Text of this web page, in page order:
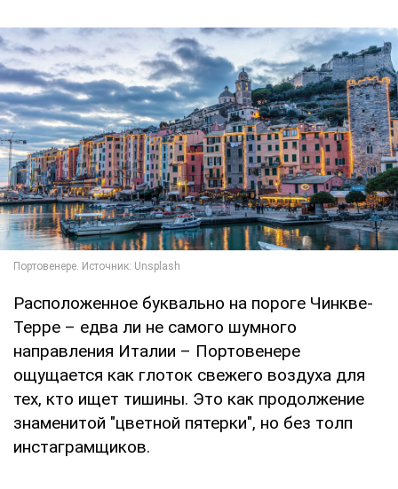
Расположенное буквально на пороге Чинкве-
Терре – едва ли не самого шумного
направления Италии – Портовенере
ощущается как глоток свежего воздуха для
тех, кто ищет тишины. Это как продолжение
знаменитой "цветной пятерки", но без толп
инстаграмщиков.